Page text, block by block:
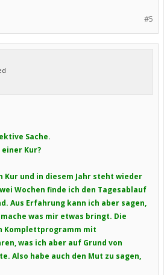
#5
Sache.
Kur?
Kur und in diesem Jahr steht wieder
Wochen finde ich den Tagesablauf
Aus Erfahrung kann ich aber sagen,
was mir etwas bringt. Die
Komplettprogramm mit
was ich aber auf Grund von
Also habe auch den Mut zu sagen,